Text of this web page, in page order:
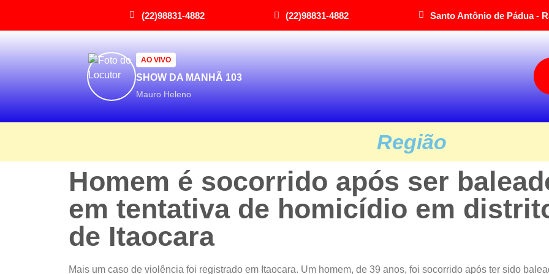
(22)98831-4882 (22)98831-4882 Santo Antônio de Pádua -
AO VIVO
SHOW DA MANHÃ 103
Mauro Heleno
Região
Homem é socorrido após ser
em tentativa de homicídio em
de Itaocara
Mais um caso de violência foi registrado em Itaocara. Um homem, de 39 anos, foi socorrido após ter sido